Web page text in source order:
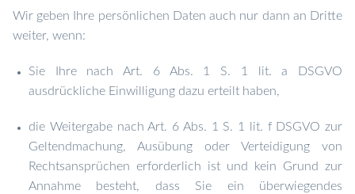
Wir geben Ihre persönlichen Daten auch nur dann an Dritte
weiter, wenn:
Sie Ihre nach Art. 6 Abs. 1 S. 1 lit. a DSGVO
ausdrückliche Einwilligung dazu erteilt haben,
die Weitergabe nach Art. 6 Abs. 1 S. 1 lit. f DSGVO zur
Geltendmachung, Ausübung oder Verteidigung von
Rechtsansprüchen erforderlich ist und kein Grund zur
Annahme besteht, dass Sie ein überwiegendes